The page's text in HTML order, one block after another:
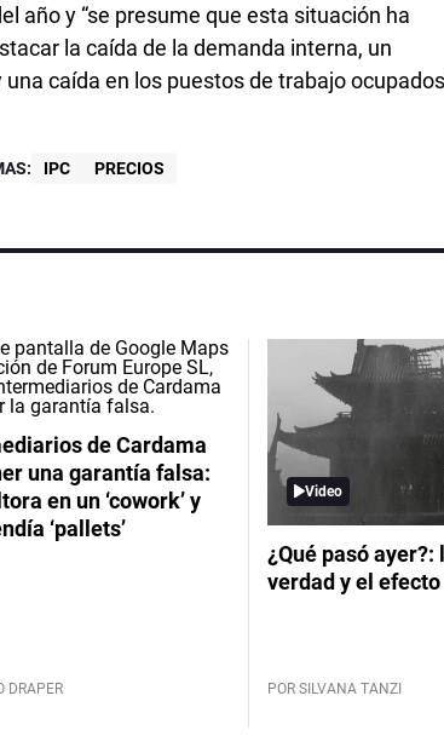
año y “se presume que esta situación ha
la caída de la demanda interna, un
caída en los puestos de trabajo
IPC PRECIOS
de Cardama
una garantía falsa:
en un ‘cowork’ y
‘pallets’
DRAPER
Video
¿Qué pasó
verdad y el
POR SILVANA TANZI